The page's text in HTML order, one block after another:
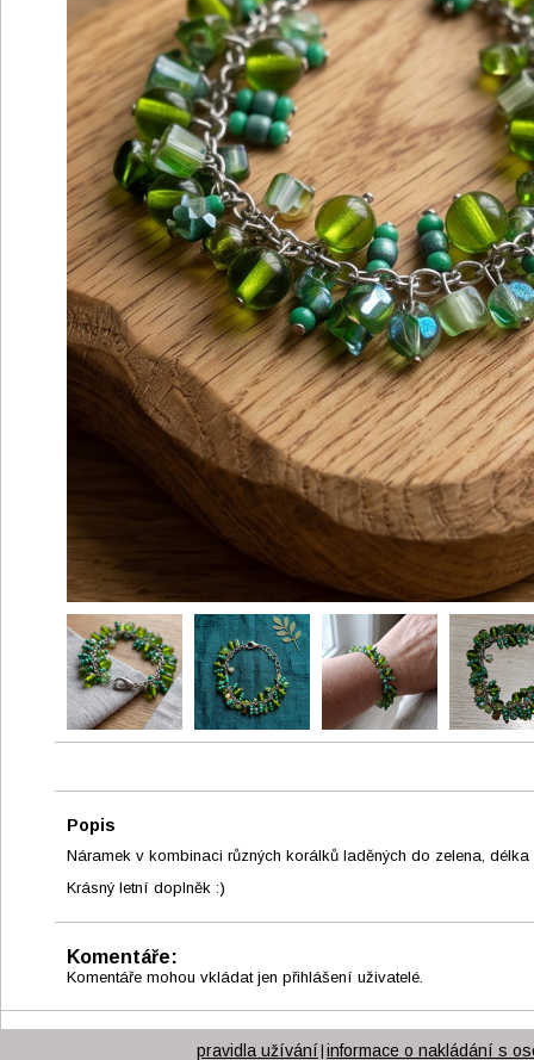
Popis
Náramek v kombinaci různých korálků laděných do zelena, délka
Krásný letní doplněk :)
Komentáře:
Komentáře mohou vkládat jen přihlášení uživatelé.
pravidla užívání informace o nakládání s